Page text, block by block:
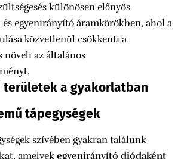
különösen előnyös
és egyenirányító áramkörökben, ahol a
közvetlenül csökkenti a
növeli az általános
területek a gyakorlatban
tápegységek
szívében gyakran találunk
amelyek egyenirányító diódaként